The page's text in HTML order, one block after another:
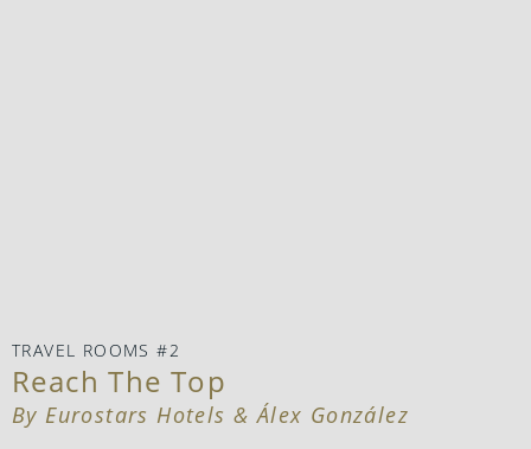
TRAVEL ROOMS #2
Reach The Top
By Eurostars Hotels & Álex González